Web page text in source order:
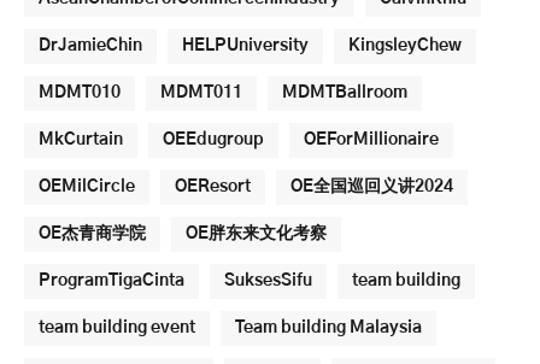
DrJamieChin HELPUniversity KingsleyChew
MDMT010 MDMT011 MDMTBallroom
MkCurtain OEEdugroup OEForMillionaire
OEMilCircle OEResort OE全国巡回义讲2024
OE杰青商学院 OE胖东来文化考察
ProgramTigaCinta SuksesSifu team building
team building event Team building Malaysia